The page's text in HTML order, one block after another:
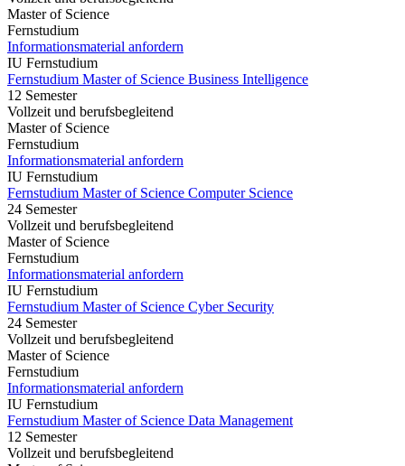
Master of Science
Fernstudium
Informationsmaterial anfordern
IU Fernstudium
Fernstudium Master of Science Business Intelligence
12 Semester
Vollzeit und berufsbegleitend
Master of Science
Fernstudium
Informationsmaterial anfordern
IU Fernstudium
Fernstudium Master of Science Computer Science
24 Semester
Vollzeit und berufsbegleitend
Master of Science
Fernstudium
Informationsmaterial anfordern
IU Fernstudium
Fernstudium Master of Science Cyber Security
24 Semester
Vollzeit und berufsbegleitend
Master of Science
Fernstudium
Informationsmaterial anfordern
IU Fernstudium
Fernstudium Master of Science Data Management
12 Semester
Vollzeit und berufsbegleitend